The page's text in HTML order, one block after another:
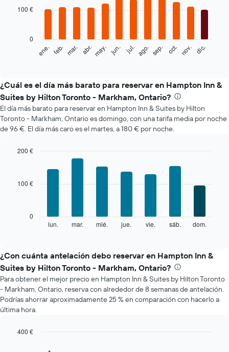
with
siguiente
el
precio
medio
de
una
habitación
mes
muestra
El
gráfico
muestra
1
eje
que
el
ene. feb. mar. abr. may. jun. jul. ago. sep. oct. nov. dic.
0
100 €
¿Cuál es el día más barato para reservar en Hampton Inn &
Suites by Hilton Toronto - Markham, Ontario?
El día más barato para reservar en Hampton Inn & Suites by Hilton
Toronto - Markham, Ontario es domingo, con una tarifa media por noche
de 96 €. El día más caro es el martes, a 180 € por noche.
el
precio
medio
de
una
habitación
cada
de
lun. mar. mié. jue. vie. sáb. dom.
0
100 €
200 €
¿Con cuánta antelación debo reservar en Hampton Inn &
Suites by Hilton Toronto - Markham, Ontario?
Para obtener el mejor precio en Hampton Inn & Suites by Hilton Toronto
- Markham, Ontario, reserva con alrededor de 8 semanas de antelación.
Podrías ahorrar aproximadamente 25 % en comparación con hacerlo a
última hora.
400 €